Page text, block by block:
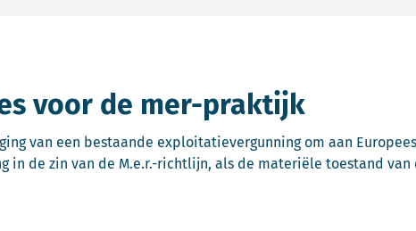
voor de mer-praktijk
van een bestaande exploitatievergunning om aan
in de zin van de M.e.r.-richtlijn, als de materiële toestand